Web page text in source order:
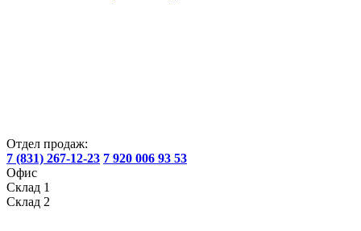
Отдел продаж:
7 (831) 267-12-23 7 920 006 93 53
Офис
Склад 1
Склад 2